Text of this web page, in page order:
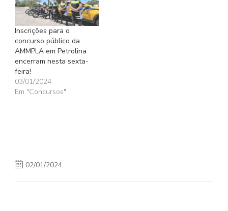
Inscrições para o
concurso público da
AMMPLA em Petrolina
encerram nesta sexta-
feira!
03/01/2024
Em "Concursos"
02/01/2024